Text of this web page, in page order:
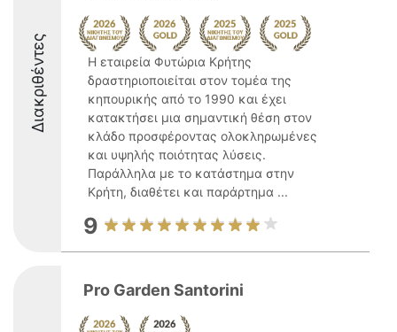
Διακριθέντες
Η εταιρεία Φυτώρια Κρήτης
δραστηριοποιείται στον τομέα της
κηπουρικής από το 1990 και έχει
κατακτήσει μια σημαντική θέση στον
κλάδο προσφέροντας ολοκληρωμένες
και υψηλής ποιότητας λύσεις.
Παράλληλα με το κατάστημα στην
Κρήτη, διαθέτει και παράρτημα ...
9
Pro Garden Santorini